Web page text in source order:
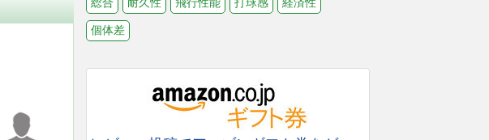
総合
耐久性 飛行性能 打球感 経済性
個体差